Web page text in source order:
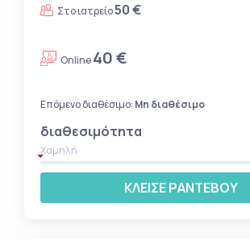
ΚΛΕΙΣΕ ΡΑΝΤΕΒΟΥ
διαθεσιμότητα
Χαμηλή
Επόμενο διαθέσιμο: Μη διαθέσιμο
Online40 €
Στο ιατρείο50 €